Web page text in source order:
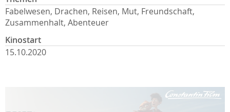
Fabelwesen, Drachen, Reisen, Mut, Freundschaft,
Zusammenhalt, Abenteuer
Kinostart
15.10.2020